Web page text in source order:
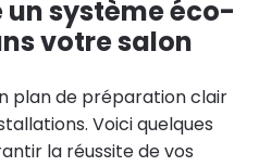
système éco-
votre salon
plan de préparation clair
Voici quelques
la réussite de vos